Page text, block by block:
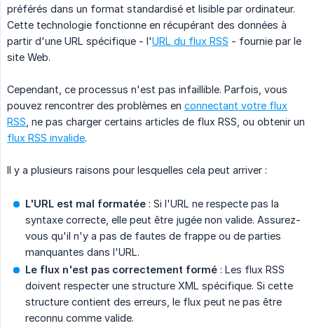
préférés dans un format standardisé et lisible par ordinateur.
Cette technologie fonctionne en récupérant des données à
partir d'une URL spécifique - l'URL du flux RSS - fournie par le
site Web.
Cependant, ce processus n'est pas infaillible. Parfois, vous
pouvez rencontrer des problèmes en connectant votre flux
RSS , ne pas charger certains articles de flux RSS, ou obtenir un
flux RSS invalide.
Il y a plusieurs raisons pour lesquelles cela peut arriver :
L'URL est mal formatée : Si l'URL ne respecte pas la
syntaxe correcte, elle peut être jugée non valide. Assurez-
vous qu'il n'y a pas de fautes de frappe ou de parties
manquantes dans l'URL.
Le flux n'est pas correctement formé : Les flux RSS
doivent respecter une structure XML spécifique. Si cette
structure contient des erreurs, le flux peut ne pas être
reconnu comme valide.